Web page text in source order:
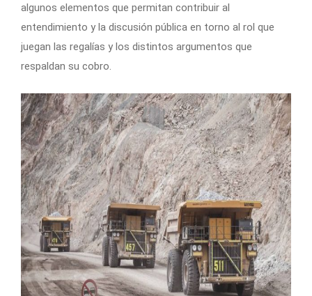
algunos elementos que permitan contribuir al
entendimiento y la discusión pública en torno al rol que
juegan las regalías y los distintos argumentos que
respaldan su cobro.